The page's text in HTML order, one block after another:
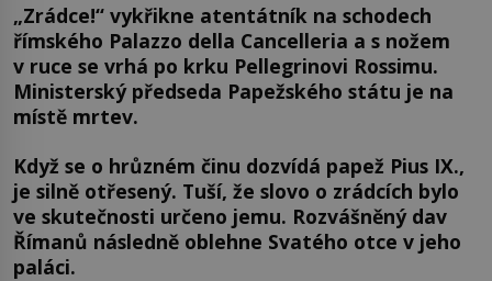
„Zrádce!“ vykřikne atentátník na schodech
římského Palazzo della Cancelleria a s nožem
v ruce se vrhá po krku Pellegrinovi Rossimu.
Ministerský předseda Papežského státu je na
místě mrtev.
Když se o hrůzném činu dozvídá papež Pius IX.,
je silně otřesený. Tuší, že slovo o zrádcích bylo
ve skutečnosti určeno jemu. Rozvášněný dav
Římanů následně oblehne Svatého otce v jeho
paláci.